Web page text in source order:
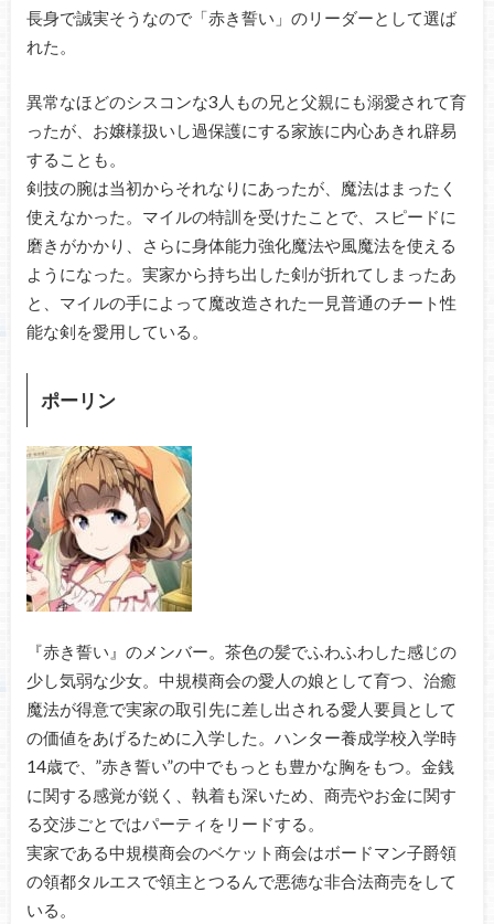
長身で誠実そうなので「赤き誓い」のリーダーとして選ば
れた。
異常なほどのシスコンな3人もの兄と父親にも溺愛されて育
ったが、お嬢様扱いし過保護にする家族に内心あきれ辟易
することも。
剣技の腕は当初からそれなりにあったが、魔法はまったく
使えなかった。マイルの特訓を受けたことで、スピードに
磨きがかかり、さらに身体能力強化魔法や風魔法を使える
ようになった。実家から持ち出した剣が折れてしまったあ
と、マイルの手によって魔改造された一見普通のチート性
能な剣を愛用している。
ポーリン
『赤き誓い』のメンバー。茶色の髪でふわふわした感じの
少し気弱な少女。中規模商会の愛人の娘として育つ、治癒
魔法が得意で実家の取引先に差し出される愛人要員として
の価値をあげるために入学した。ハンター養成学校入学時
14歳で、”赤き誓い”の中でもっとも豊かな胸をもつ。金銭
に関する感覚が鋭く、執着も深いため、商売やお金に関す
る交渉ごとではパーティをリードする。
実家である中規模商会のベケット商会はボードマン子爵領
の領都タルエスで領主とつるんで悪徳な非合法商売をして
いる。